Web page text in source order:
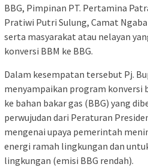
BBG, Pimpinan PT. Pertamina
Pratiwi Putri Sulung, Camat
serta masyarakat atau nelayan
konversi BBM ke BBG.
Dalam kesempatan tersebut Pj.
menyampaikan program konversi
ke bahan bakar gas (BBG) yang
perwujudan dari Peraturan
mengenai upaya pemerintah
energi ramah lingkungan dan
lingkungan (emisi BBG rendah).